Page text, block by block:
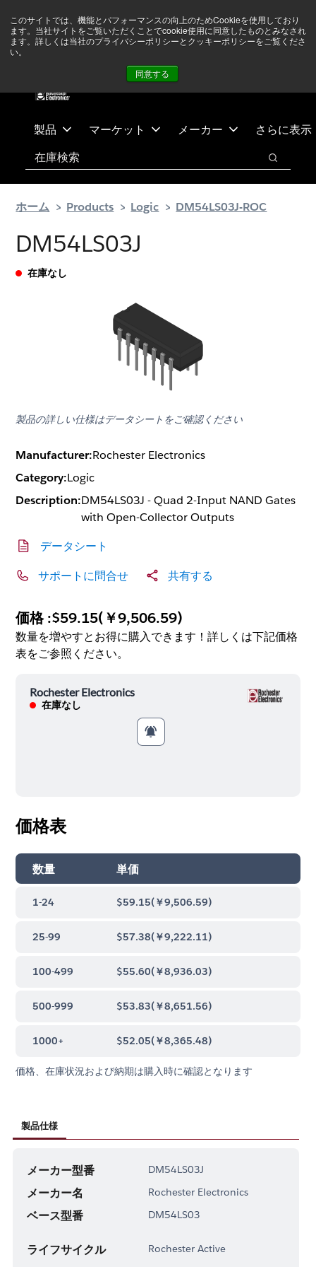
このサイトでは、機能とパフォーマンスの向上のためCookieを使用しており
ます。当社サイトをご覧いただくことでcookie使用に同意したものとみなされ
ます。詳しくは当社のプライバシーポリシーとクッキーポリシーをご覧くださ
い。
同意する
テ
ス
ありません 詳しい情報はこちら➜
製品 マーケット メーカー さらに表示
検索
検索
ホーム Products Logic DM54LS03J-ROC
DM54LS03J
在庫なし
製品の詳しい仕様はデータシートをご確認ください
Manufacturer:Rochester Electronics
Category:Logic
Description:DM54LS03J - Quad 2-Input NAND Gates
with Open-Collector Outputs
データシート
サポートに問合せ 共有する
価格 :$59.15(￥9,506.59)
数量を増やすとお得に購入できます！詳しくは下記価格
表をご参照ください。
Rochester Electronics
在庫なし
価格表
数量 単価
1-24 $59.15(￥9,506.59)
25-99 $57.38(￥9,222.11)
100-499 $55.60(￥8,936.03)
500-999 $53.83(￥8,651.56)
1000+ $52.05(￥8,365.48)
価格、在庫状況および納期は購入時に確認となります
製品仕様
メーカー型番 DM54LS03J
メーカー名 Rochester Electronics
ベース型番 DM54LS03
ライフサイクル Rochester Active